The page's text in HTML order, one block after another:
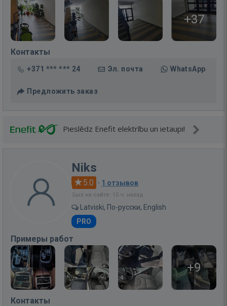
+37
Контакты
+371 *** *** 24 Эл. почта WhatsApp
Предложить заказ
Pieslēdz Enefit elektrību un ietaupi!
Niks
5.0 · 1 отзывов
Был на сайте: 15 ч. назад
Latviski, По-русски, English
PRO
Примеры работ
+9
Контакты